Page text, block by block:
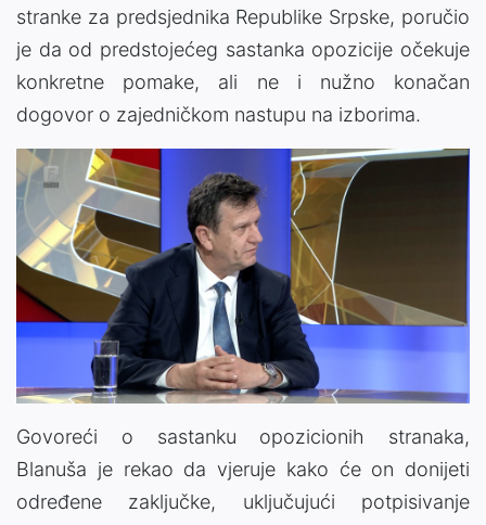
stranke za predsjednika Republike Srpske, poručio
je da od predstojećeg sastanka opozicije očekuje
konkretne pomake, ali ne i nužno konačan
dogovor o zajedničkom nastupu na izborima.
Govoreći o sastanku opozicionih stranaka,
Blanuša je rekao da vjeruje kako će on donijeti
određene zaključke, uključujući potpisivanje